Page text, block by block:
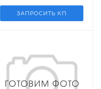
ЗАПРОСИТЬ КП